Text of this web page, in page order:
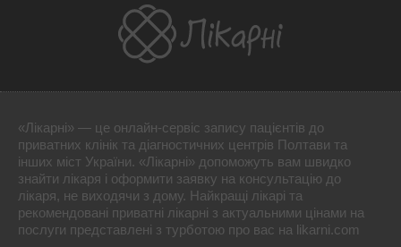
«Лікарні» — це онлайн-сервіс запису пацієнтів до
приватних клінік та діагностичних центрів Полтави та
інших міст України. «Лікарні» допоможуть вам швидко
знайти лікаря і оформити заявку на консультацію до
лікаря, не виходячи з дому. Найкращі лікарі та
рекомендовані приватні лікарні з актуальними цінами на
послуги представлені з турботою про вас на likarni.com